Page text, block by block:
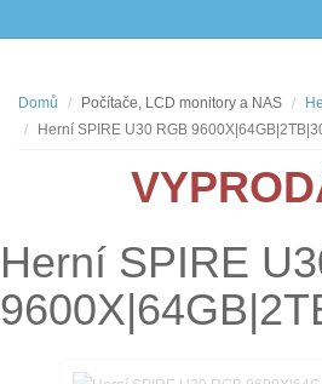
Domů Počítače, LCD monitory a NAS
Herní SPIRE U30 RGB
Herní SPIRE